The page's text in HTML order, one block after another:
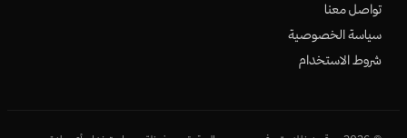
تواصل معنا
سياسة الخصوصية
شروط الاستخدام